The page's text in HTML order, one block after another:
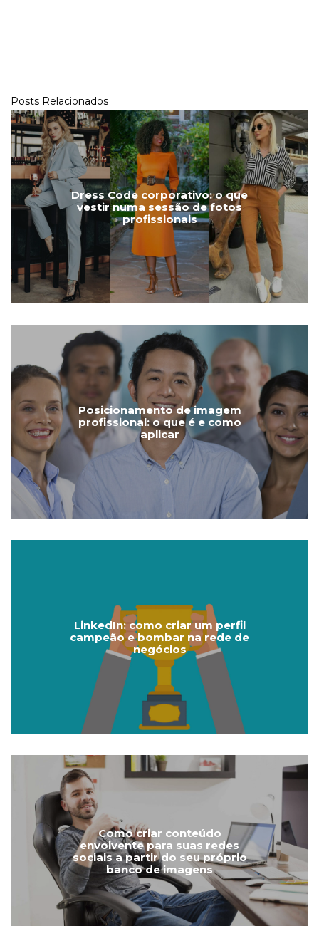
Posts Relacionados
Dress Code corporativo: o que
vestir numa sessão de fotos
profissionais
Posicionamento de imagem
profissional: o que é e como
aplicar
LinkedIn: como criar um perfil
campeão e bombar na rede de
negócios
Como criar conteúdo
envolvente para suas redes
sociais a partir do seu próprio
banco de imagens